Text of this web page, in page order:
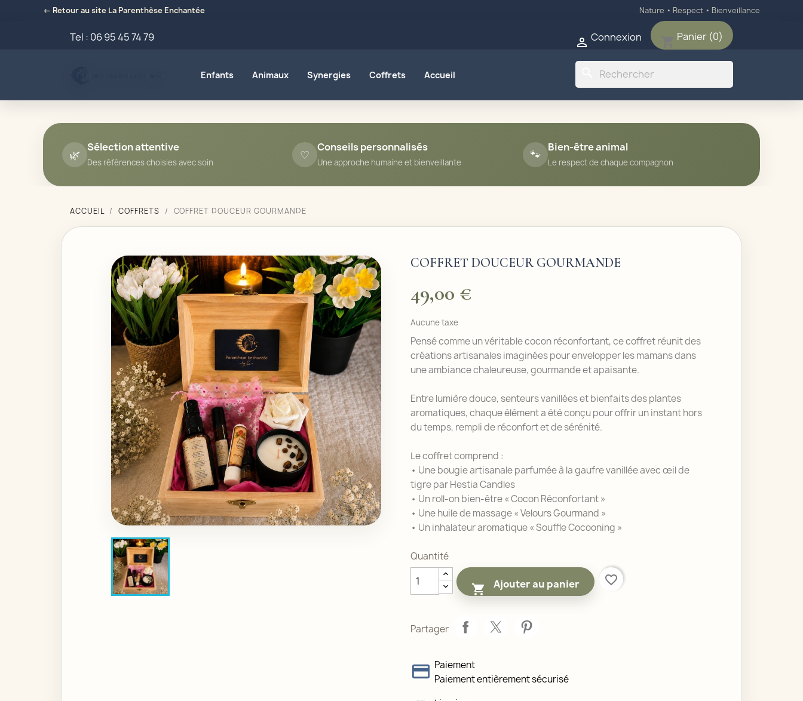
← Retour au site La Parenthèse Enchantée Nature • Respect • Bienveillance
Tel : 06 95 45 74 79  Connexion Panier (0)
Enfants Animaux Synergies Coffrets Accueil
🌿 Sélection attentive
Des références choisies avec soin
♡ Conseils personnalisés
Une approche humaine et bienveillante
🐾 Bien-être animal
Le respect de chaque compagnon
ACCUEIL COFFRETS COFFRET DOUCEUR GOURMANDE
COFFRET DOUCEUR GOURMANDE
49,00 €
Aucune taxe
Pensé comme un véritable cocon réconfortant, ce coffret réunit des
créations artisanales imaginées pour envelopper les mamans dans
une ambiance chaleureuse, gourmande et apaisante.
Entre lumière douce, senteurs vanillées et bienfaits des plantes
aromatiques, chaque élément a été conçu pour offrir un instant hors
du temps, rempli de réconfort et de sérénité.
Le coffret comprend :
• Une bougie artisanale parfumée à la gaufre vanillée avec œil de
tigre par Hestia Candles
• Un roll-on bien-être « Cocon Réconfortant »
• Une huile de massage « Velours Gourmand »
• Un inhalateur aromatique « Souffle Cocooning »
Quantité
 Ajouter au panier favorite_border
Partager
Paiement
Paiement entièrement sécurisé